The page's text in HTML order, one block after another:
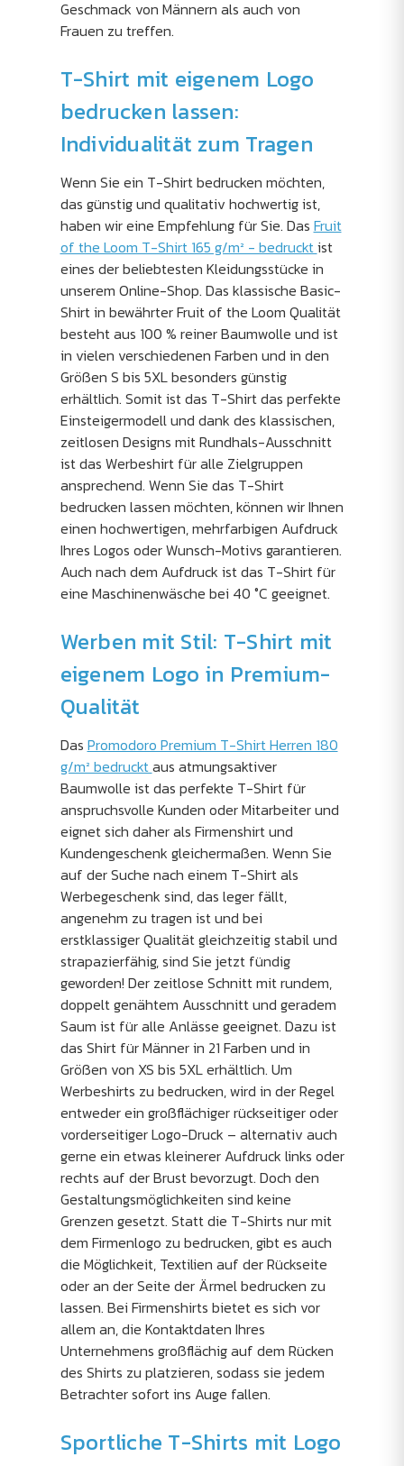
Geschmack von Männern als auch von
Frauen zu treffen.
T-Shirt mit eigenem Logo
bedrucken lassen:
Individualität zum Tragen
Wenn Sie ein T-Shirt bedrucken möchten,
das günstig und qualitativ hochwertig ist,
haben wir eine Empfehlung für Sie. Das Fruit
of the Loom T-Shirt 165 g/m² - bedrucktist
eines der beliebtesten Kleidungsstücke in
unserem Online-Shop. Das klassische Basic-
Shirt in bewährter Fruit of the Loom Qualität
besteht aus 100 % reiner Baumwolle und ist
in vielen verschiedenen Farben und in den
Größen S bis 5XL besonders günstig
erhältlich. Somit ist das T-Shirt das perfekte
Einsteigermodell und dank des klassischen,
zeitlosen Designs mit Rundhals-Ausschnitt
ist das Werbeshirt für alle Zielgruppen
ansprechend. Wenn Sie das T-Shirt
bedrucken lassen möchten, können wir Ihnen
einen hochwertigen, mehrfarbigen Aufdruck
Ihres Logos oder Wunsch-Motivs garantieren.
Auch nach dem Aufdruck ist das T-Shirt für
eine Maschinenwäsche bei 40 °C geeignet.
Werben mit Stil: T-Shirt mit
eigenem Logo in Premium-
Qualität
Das Promodoro Premium T-Shirt Herren 180
g/m² bedrucktaus atmungsaktiver
Baumwolle ist das perfekte T-Shirt für
anspruchsvolle Kunden oder Mitarbeiter und
eignet sich daher als Firmenshirt und
Kundengeschenk gleichermaßen. Wenn Sie
auf der Suche nach einem T-Shirt als
Werbegeschenk sind, das leger fällt,
angenehm zu tragen ist und bei
erstklassiger Qualität gleichzeitig stabil und
strapazierfähig, sind Sie jetzt fündig
geworden! Der zeitlose Schnitt mit rundem,
doppelt genähtem Ausschnitt und geradem
Saum ist für alle Anlässe geeignet. Dazu ist
das Shirt für Männer in 21 Farben und in
Größen von XS bis 5XL erhältlich. Um
Werbeshirts zu bedrucken, wird in der Regel
entweder ein großflächiger rückseitiger oder
vorderseitiger Logo-Druck – alternativ auch
gerne ein etwas kleinerer Aufdruck links oder
rechts auf der Brust bevorzugt. Doch den
Gestaltungsmöglichkeiten sind keine
Grenzen gesetzt. Statt die T-Shirts nur mit
dem Firmenlogo zu bedrucken, gibt es auch
die Möglichkeit, Textilien auf der Rückseite
oder an der Seite der Ärmel bedrucken zu
lassen. Bei Firmenshirts bietet es sich vor
allem an, die Kontaktdaten Ihres
Unternehmens großflächig auf dem Rücken
des Shirts zu platzieren, sodass sie jedem
Betrachter sofort ins Auge fallen.
Sportliche T-Shirts mit Logo